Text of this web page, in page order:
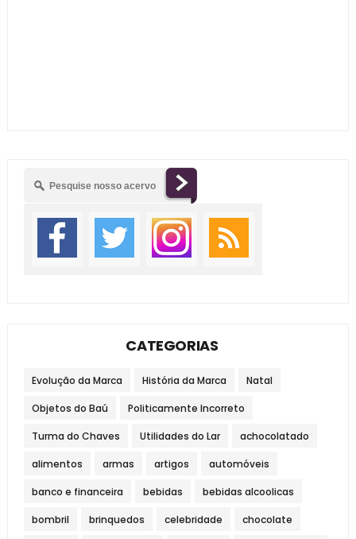
CATEGORIAS
Evolução da Marca História da Marca Natal
Objetos do Baú Politicamente Incorreto
Turma do Chaves Utilidades do Lar achocolatado
alimentos armas artigos automóveis
banco e financeira bebidas bebidas alcoolicas
bombril brinquedos celebridade chocolate